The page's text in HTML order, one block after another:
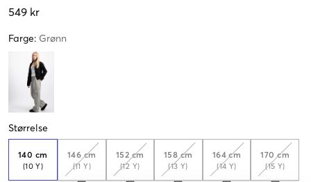
549 kr
Farge: Grønn
Størrelse
140 cm
(10 Y)
146 cm
(11 Y)
152 cm
(12 Y)
158 cm
(13 Y)
164 cm
(14 Y)
170 cm
(15 Y)